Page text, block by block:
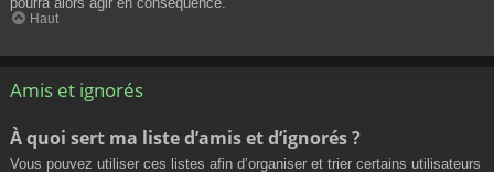
Haut
Amis et ignorés
À quoi sert ma liste d’amis et d’ignorés ?
Vous pouvez utiliser ces listes afin d’organiser et trier certains utilisateurs